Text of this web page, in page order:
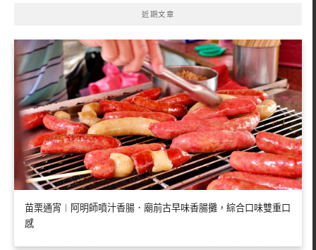
近期文章
苗栗通宵︱阿明師噴汁香腸．廟前古早味香腸攤，綜合口味雙重口
感